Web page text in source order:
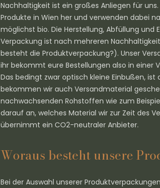
Nachhaltigkeit ist ein großes Anliegen für
Produkte in Wien her und verwenden dabei
möglichst bio. Die Herstellung, Abfüllung und
Verpackung ist nach mehreren
besteht die Produktverpackung?). Unser
ihr bekommt eure Bestellungen also in einer
Das bedingt zwar optisch kleine Einbußen,
bekommen wir auch Versandmaterial
nachwachsenden Rohstoffen wie zum
darauf an, welches Material wir zur Zeit des
übernimmt ein CO2-neutraler Anbieter.
Woraus besteht unsere
Bei der Auswahl unserer